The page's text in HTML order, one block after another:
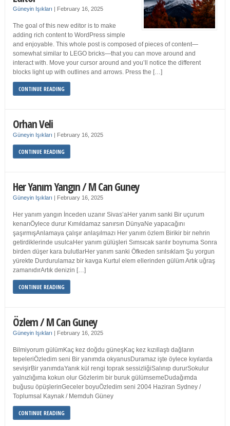
Güneyin Işıkları | February 16, 2025
The goal of this new editor is to make
adding rich content to WordPress simple
and enjoyable. This whole post is composed of pieces of content—
somewhat similar to LEGO bricks—that you can move around and
interact with. Move your cursor around and you’ll notice the different
blocks light up with outlines and arrows. Press the […]
CONTINUE READING
Orhan Veli
Güneyin Işıkları | February 16, 2025
CONTINUE READING
Her Yanım Yangın / M Can Guney
Güneyin Işıkları | February 16, 2025
Her yanım yangın İnceden uzanır Sivas’aHer yanım sanki Bir uçurum
kenarıÖylece durur Kımıldamaz sanırsın DünyaNe yapacağını
şaşırmışAnlamaya çalışır anlaşılmazı Her yanım özlem Birikir bir nehrin
getirdiklerinde usulcaHer yanım gülüşleri Sımsıcak sarılır boynuma Sonra
birden düşer kara bulutlarHer yanım sanki Öfkeden sırılsıklam Şu yorgun
yürekte Durdurulamaz bir kavga Kurtul elem ellerinden gülüm Artık uğraş
zamanıdırArtık denizin […]
CONTINUE READING
Özlem / M Can Guney
Güneyin Işıkları | February 16, 2025
Bilmiyorum gülümKaç kez doğdu güneşKaç kez kızıllaştı dağların
tepeleriÖzledim seni Bir yanımda okyanusDuramaz işte öylece kıyılarda
sevişirBir yanımdaYanık kül rengi toprak sessizliğiSalınıp dururSokulur
yalnızlığıma kokun olur Gözlerim bir buruk gülümsemeDudağımda
buğusu öpüşlerinGeceler boyuÖzledim seni 2004 Haziran Sydney /
Toplumsal Kaynak / Memduh Güney
CONTINUE READING